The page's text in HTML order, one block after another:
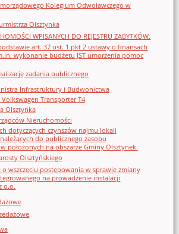
Kolegium Odwoławczego w
Olsztynka
WPISANYCH DO REJESTRU ZABYTKÓW.
art. 37 ust. 1 pkt 2 ustawy o finansach
wykonanie budżetu JST umorzenia pomoc
zadania publicznego
Infrastruktury i Budwonictwa
Transporter T4
Olsztynka
Nieruchomości
dotyczących czynszów najmu lokali
do publicznego zasobu
położonych na obszarze Gminy Olsztynek.
Olsztyńskiego
wszczęciu postępowania w sprawie zmiany
na prowadzenie instalacji
o.o.